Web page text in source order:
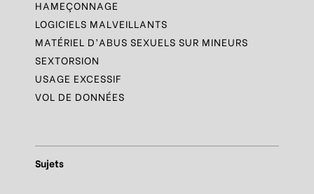
HAMEÇONNAGE
LOGICIELS MALVEILLANTS
MATÉRIEL D’ABUS SEXUELS SUR MINEURS
SEXTORSION
USAGE EXCESSIF
VOL DE DONNÉES
Sujets